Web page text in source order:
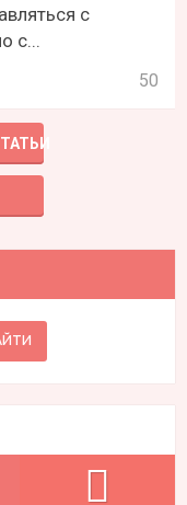
с
с...
50